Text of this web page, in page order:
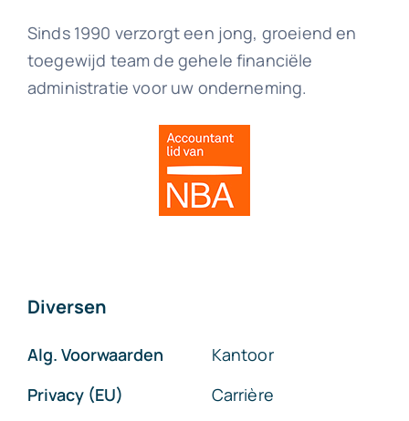
Sinds 1990 verzorgt een jong, groeiend en
toegewijd team de gehele financiële
administratie voor uw onderneming.
Diversen
Alg. Voorwaarden
Privacy (EU)
Kantoor
Carrière